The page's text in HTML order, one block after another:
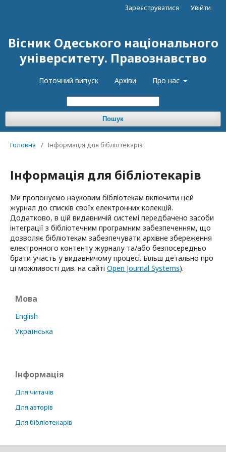
Вісник Одеського національного
університету. Правознавство
Поточний випуск Архіви Про нас
Пошук
Зареєструватися Увійти
Головна / Інформація для бібліотекарів
Інформація для бібліотекарів
Ми пропонуємо науковим бібліотекам включити цей
журнал до списків своїх електронних колекцій.
Додатково, в цій видавничій системі передбачено засоби
інтеграції з бібліотечним програмним забезпеченням, що
дозволяє бібліотекам забезпечувати архівне збереження
електронного контенту журналу та/або безпосередньо
брати участь у видавничому процесі. Більш детально про
ці можливості див. на сайті Open Journal Systems).
Мова
English
Українська
Інформація
Для читачів
Для авторів
Для бібліотекарів